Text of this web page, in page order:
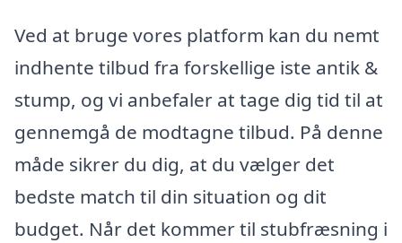
Ved at bruge vores platform kan du nemt
indhente tilbud fra forskellige iste antik &
stump, og vi anbefaler at tage dig tid til at
gennemgå de modtagne tilbud. På denne
måde sikrer du dig, at du vælger det
bedste match til din situation og dit
budget. Når det kommer til stubfræsning i